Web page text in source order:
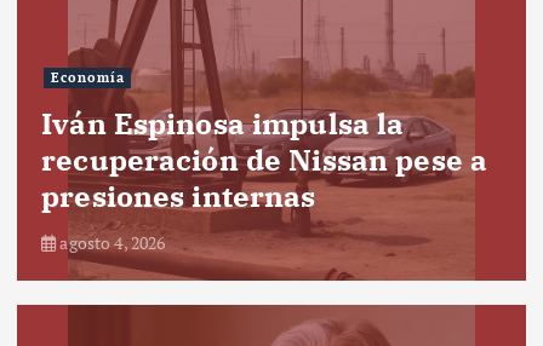
Economía
Iván Espinosa impulsa la
recuperación de Nissan pese a
presiones internas
agosto 4, 2026